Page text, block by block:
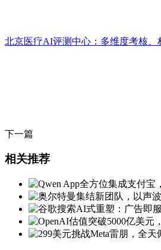
北京医疗AI评测中心：多维度考核
下一篇
相关推荐